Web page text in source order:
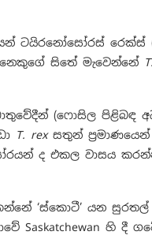
ටයිරනෝසෝරස් රෙක්ස්
සිතේ මැවෙන්නේ
(ෆොසිල පිළිබඳ
T. rexසතුන්
ද එකල වාසය
‘ස්කොටී’ යන සුරතල්
Saskatchewan හි දී